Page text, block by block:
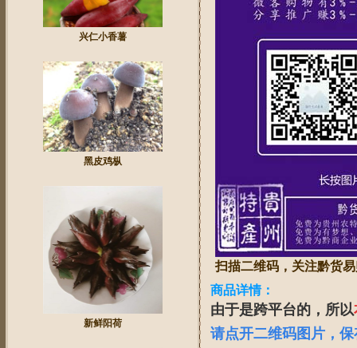
兴仁小香薯
黑皮鸡枞
新鲜阳荷
扫描二维码，关注黔货
商品详情：
由于是跨平台的，所以
请点开二维码图片，